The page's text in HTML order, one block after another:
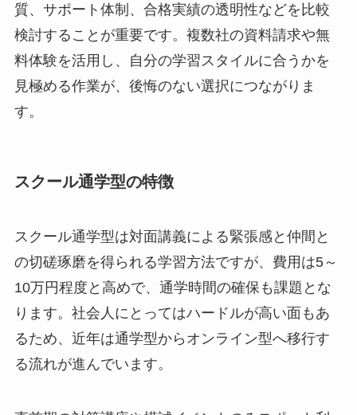
質、サポート体制、合格実績の透明性などを比較
検討することが重要です。複数社の資料請求や無
料体験を活用し、自分の学習スタイルに合うかを
見極める作業が、後悔のない選択につながりま
す。
スクール通学型の特徴
スクール通学型は対面講義による緊張感と仲間と
の切磋琢磨を得られる学習方法ですが、費用は5～
10万円程度と高めで、通学時間の確保も課題とな
ります。社会人にとってはハードルが高い面もあ
るため、近年は通学型からオンライン型へ移行す
る流れが進んでいます。